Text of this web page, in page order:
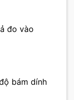
đo vào
bám dính